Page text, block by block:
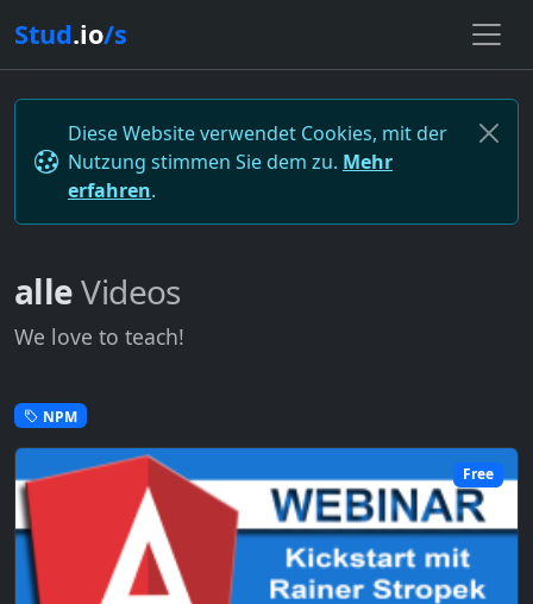
Stud.io/s
Diese Website verwendet Cookies, mit der
Nutzung stimmen Sie dem zu. Mehr
erfahren.
alleVideos
We love to teach!
NPM
Free